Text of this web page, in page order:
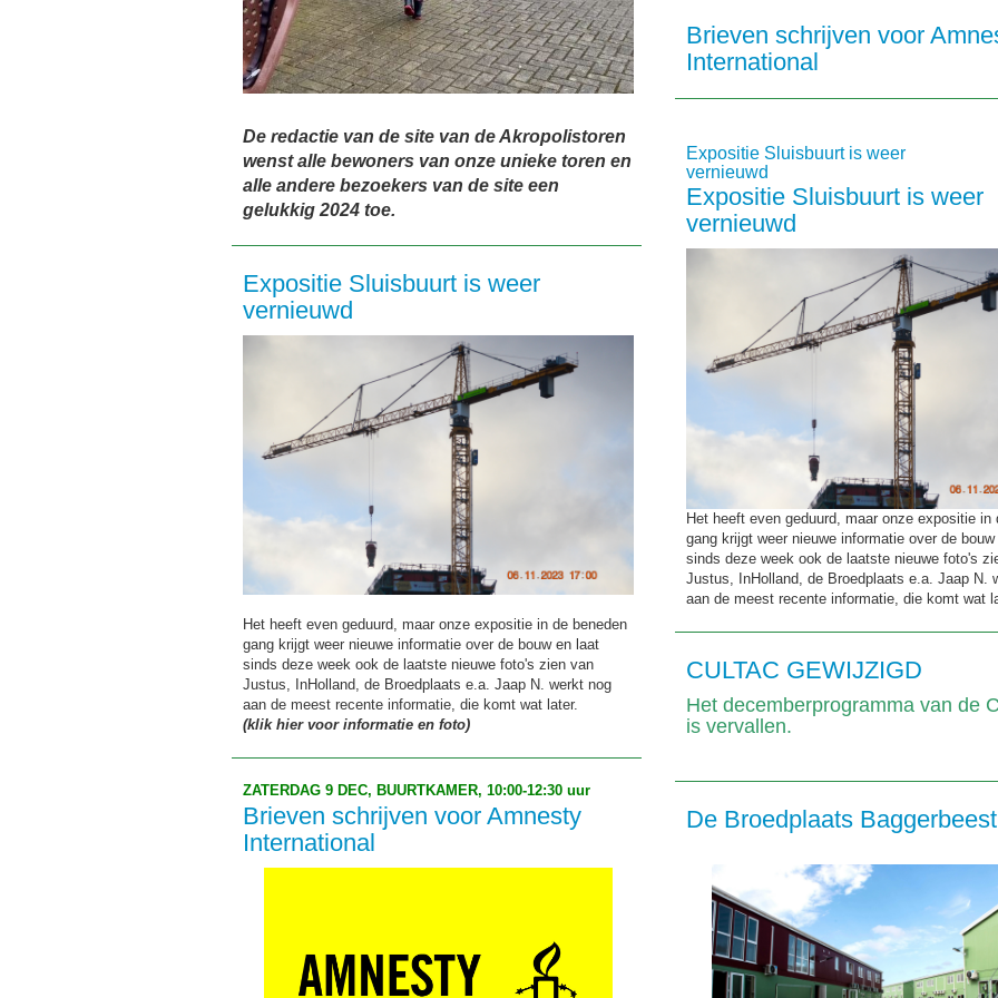
De redactie van de site van de Akropolistoren
wenst alle bewoners van onze unieke toren en
alle andere bezoekers van de site een
gelukkig 2024 toe.
Expositie Sluisbuurt is weer
vernieuwd
Het heeft even geduurd, maar onze expositie in de beneden
gang krijgt weer nieuwe informatie over de bouw en laat
sinds deze week ook de laatste nieuwe foto's zien van
Justus, InHolland, de Broedplaats e.a. Jaap N. werkt nog
aan de meest recente informatie, die komt wat later.
(klik hier voor informatie en foto)
ZATERDAG 9 DEC, BUURTKAMER, 10:00-12:30 uur
Brieven schrijven voor Amnesty
International
Brieven schrijven voor
International
Expositie Sluisbuurt is weer
vernieuwd
Expositie Sluisbuurt is weer
vernieuwd
Het heeft even geduurd, maar onze expositie in
gang krijgt weer nieuwe informatie over de
sinds deze week ook de laatste nieuwe foto's
Justus, InHolland, de Broedplaats e.a. Jaap N.
aan de meest recente informatie, die komt wat
CULTAC GEWIJZIGD
Het decemberprogramma van de
is vervallen.
De Broedplaats Baggerbeest